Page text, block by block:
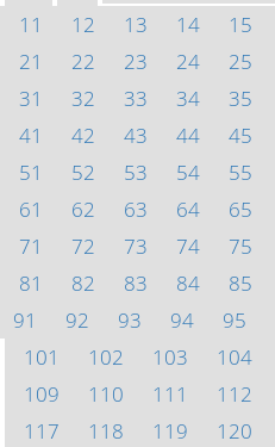
11
12 13 14 15
21
22 23 24 25
31
32 33 34 35
41
42 43 44 45
51
52 53 54 55
61
62 63 64 65
71
72 73 74 75
81
82 83 84 85
91
92 93 94 95
101
102 103 104
109
110 111 112
117
118 119 120